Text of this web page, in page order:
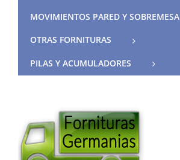
MOVIMIENTOS PARED Y SOBREMESA
OTRAS FORNITURAS
PILAS Y ACUMULADORES